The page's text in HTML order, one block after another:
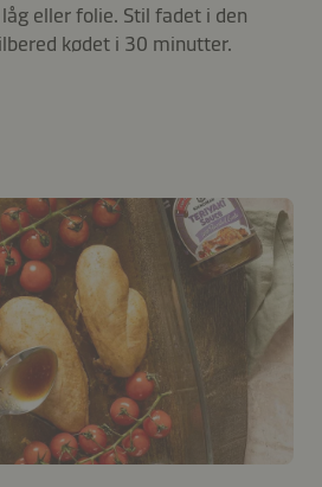
eller folie. Stil fadet i den
kødet i 30 minutter.